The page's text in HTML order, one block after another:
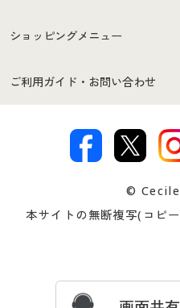
はじめての方へ
セシールご利用規約
著作権・商標について
ショッピングメニュー
商品カテゴリ
プレゼント＆キャンペーン
ご利用ガイド・お問い合わせ
交換・返品は
ついて
©
本サイトの無断複写(コピ